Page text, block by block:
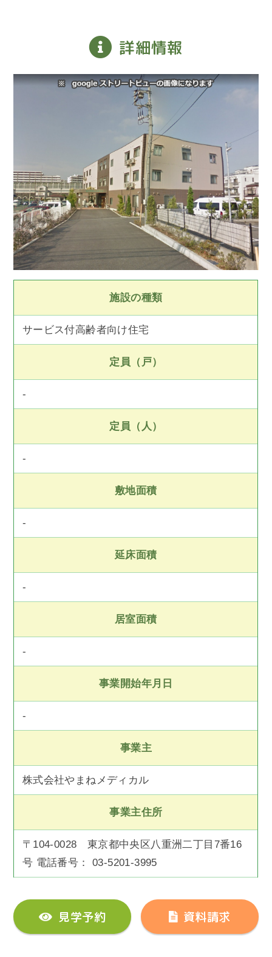
詳細情報
施設の種類
サービス付高齢者向け住宅
定員（戸）
-
定員（人）
-
敷地面積
-
延床面積
-
居室面積
-
事業開始年月日
-
事業主
株式会社やまねメディカル
事業主住所
〒104-0028 東京都中央区八重洲二丁目7番16
号 電話番号： 03-5201-3995
見学予約 資料請求